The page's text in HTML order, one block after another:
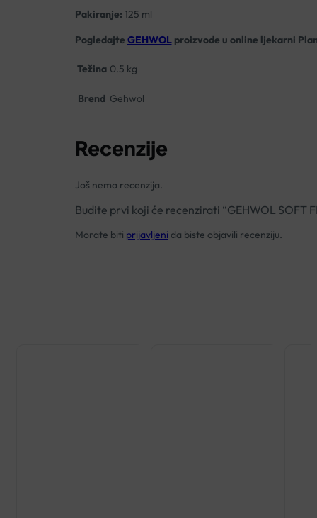
Pakiranje: 125 ml
Pogledajte GEHWOLproizvode u online ljekarni
Težina 0.5 kg
Brend Gehwol
Recenzije
Još nema recenzija.
Budite prvi koji će recenzirati “GEHWOL SOFT
Morate biti prijavljeni da biste objavili recenziju.